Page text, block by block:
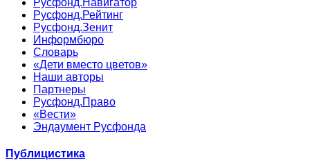
Русфонд.Навигатор
Русфонд.Рейтинг
Русфонд.Зенит
Информбюро
Словарь
«Дети вместо цветов»
Наши авторы
Партнеры
Русфонд.Право
«Вести»
Эндаумент Русфонда
Публицистика